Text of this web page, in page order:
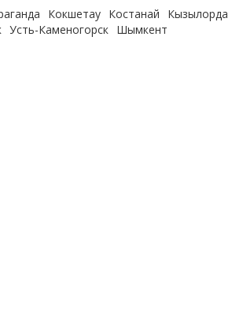
Кокшетау Костанай Кызылорда
Усть-Каменогорск Шымкент